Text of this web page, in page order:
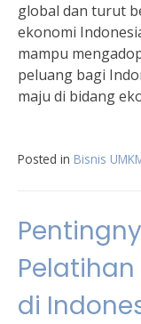
global dan turut
ekonomi
mampu
peluang bagi
maju di bidang
Posted in Bisnis
Pelatihan
di